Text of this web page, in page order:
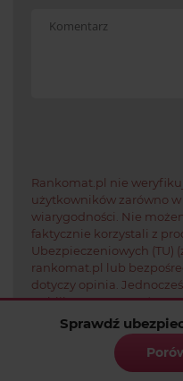
Sprawdź
Rankomat.pl nie
użytkowników zarówno
wiarygodności. Nie
faktycznie korzystali z
Ubezpieczeniowych (TU)
rankomat.pl lub
dotyczy opinia.
publikowane są zarówno
komentarze.